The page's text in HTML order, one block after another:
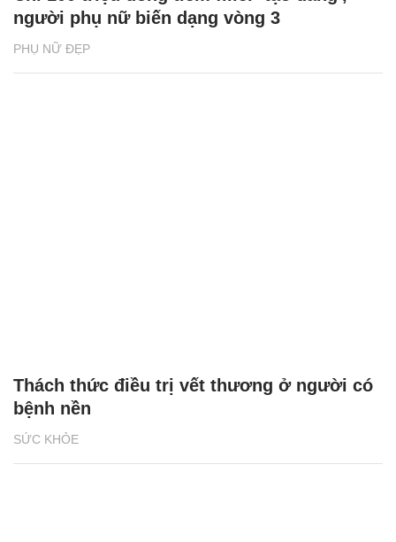
PHỤ NỮ ĐẸP
người phụ nữ biến dạng vòng 3
SỨC KHỎE
Thách thức điều trị vết thương ở người có
bệnh nền